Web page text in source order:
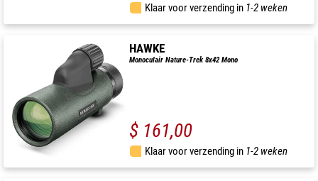
Klaar voor verzending in 1-2 weken
HAWKE
Monoculair Nature-Trek 8x42 Mono
$ 161,00
Klaar voor verzending in 1-2 weken